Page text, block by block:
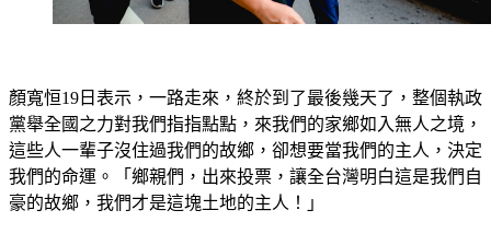
黨舉全國之力對我們指指點點，來我們的家鄉如入無人之境，
這些人一輩子沒住過我們的故鄉，卻想要當我們的主人，決定
我們的命運。「鄉親們，出來投票，讓全台灣明白這是我們自
豪的故鄉，我們才是這塊土地的主人！」